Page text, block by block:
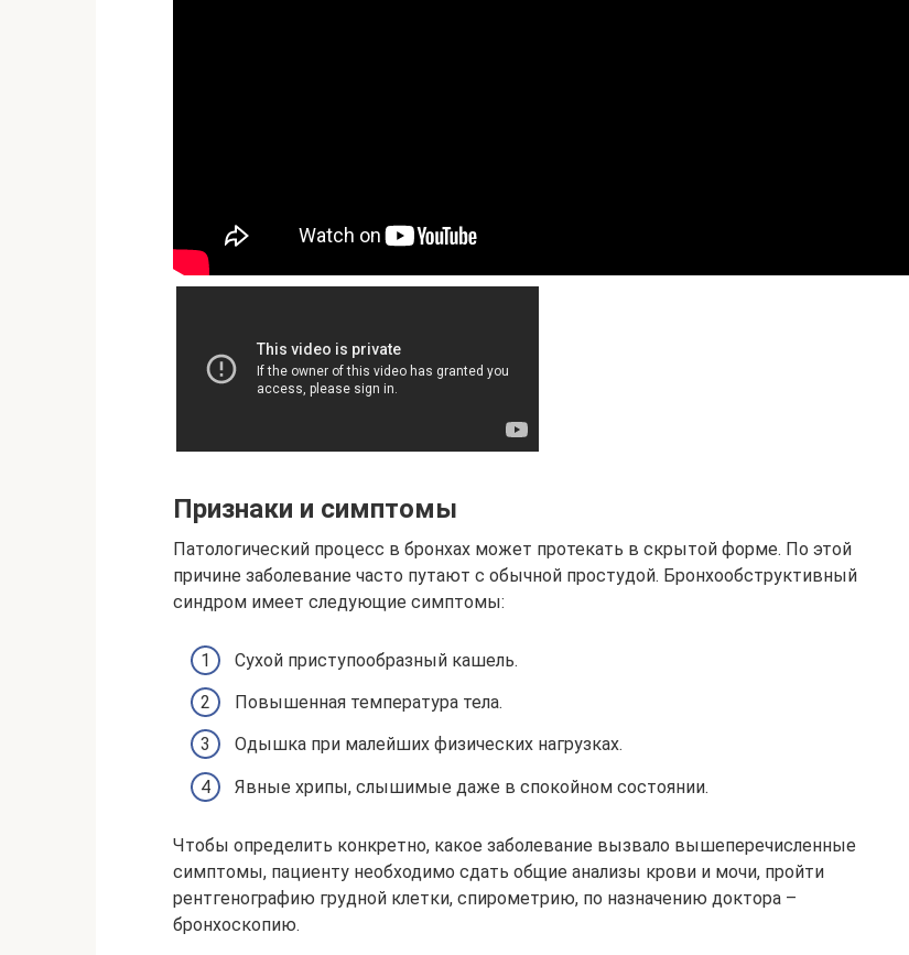
Признаки и симптомы
Патологический процесс в бронхах может протекать в скрытой форме. По этой
причине заболевание часто путают с обычной простудой. Бронхообструктивный
синдром имеет следующие симптомы:
Сухой приступообразный кашель.
Повышенная температура тела.
Одышка при малейших физических нагрузках.
Явные хрипы, слышимые даже в спокойном состоянии.
Чтобы определить конкретно, какое заболевание вызвало вышеперечисленные
симптомы, пациенту необходимо сдать общие анализы крови и мочи, пройти
рентгенографию грудной клетки, спирометрию, по назначению доктора –
бронхоскопию.